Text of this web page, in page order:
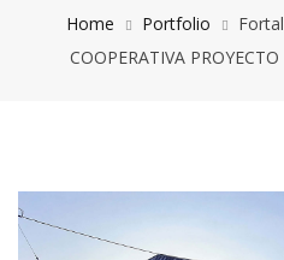
Home Portfolio
COOPERATIVA